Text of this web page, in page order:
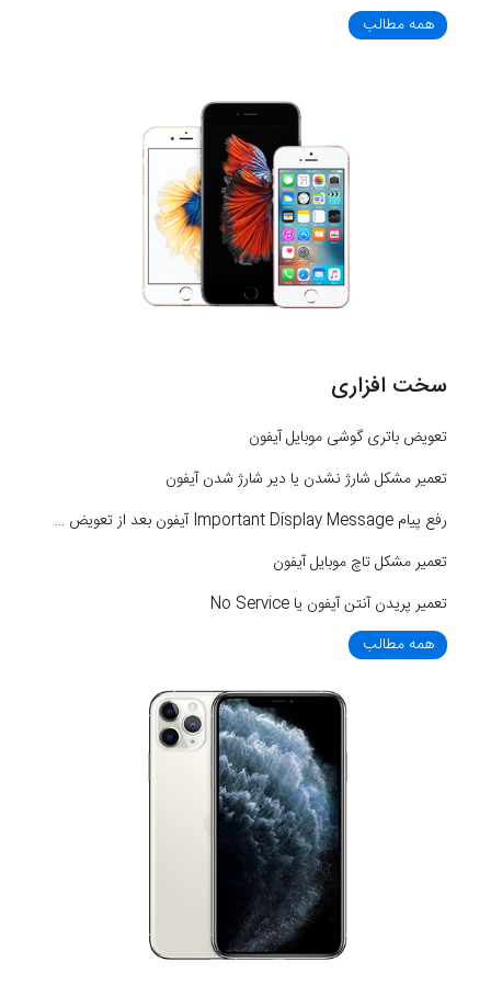
همه مطالب
سخت افزاری
تعویض باتری گوشی موبایل آیفون
تعمیر مشکل شارژ نشدن یا دیر شارژ شدن آیفون
رفع پیام Important Display Message آیفون بعد از تعویض LCD
تعمیر مشکل تاچ موبایل آیفون
تعمیر پریدن آنتن آیفون یا No Service
همه مطالب